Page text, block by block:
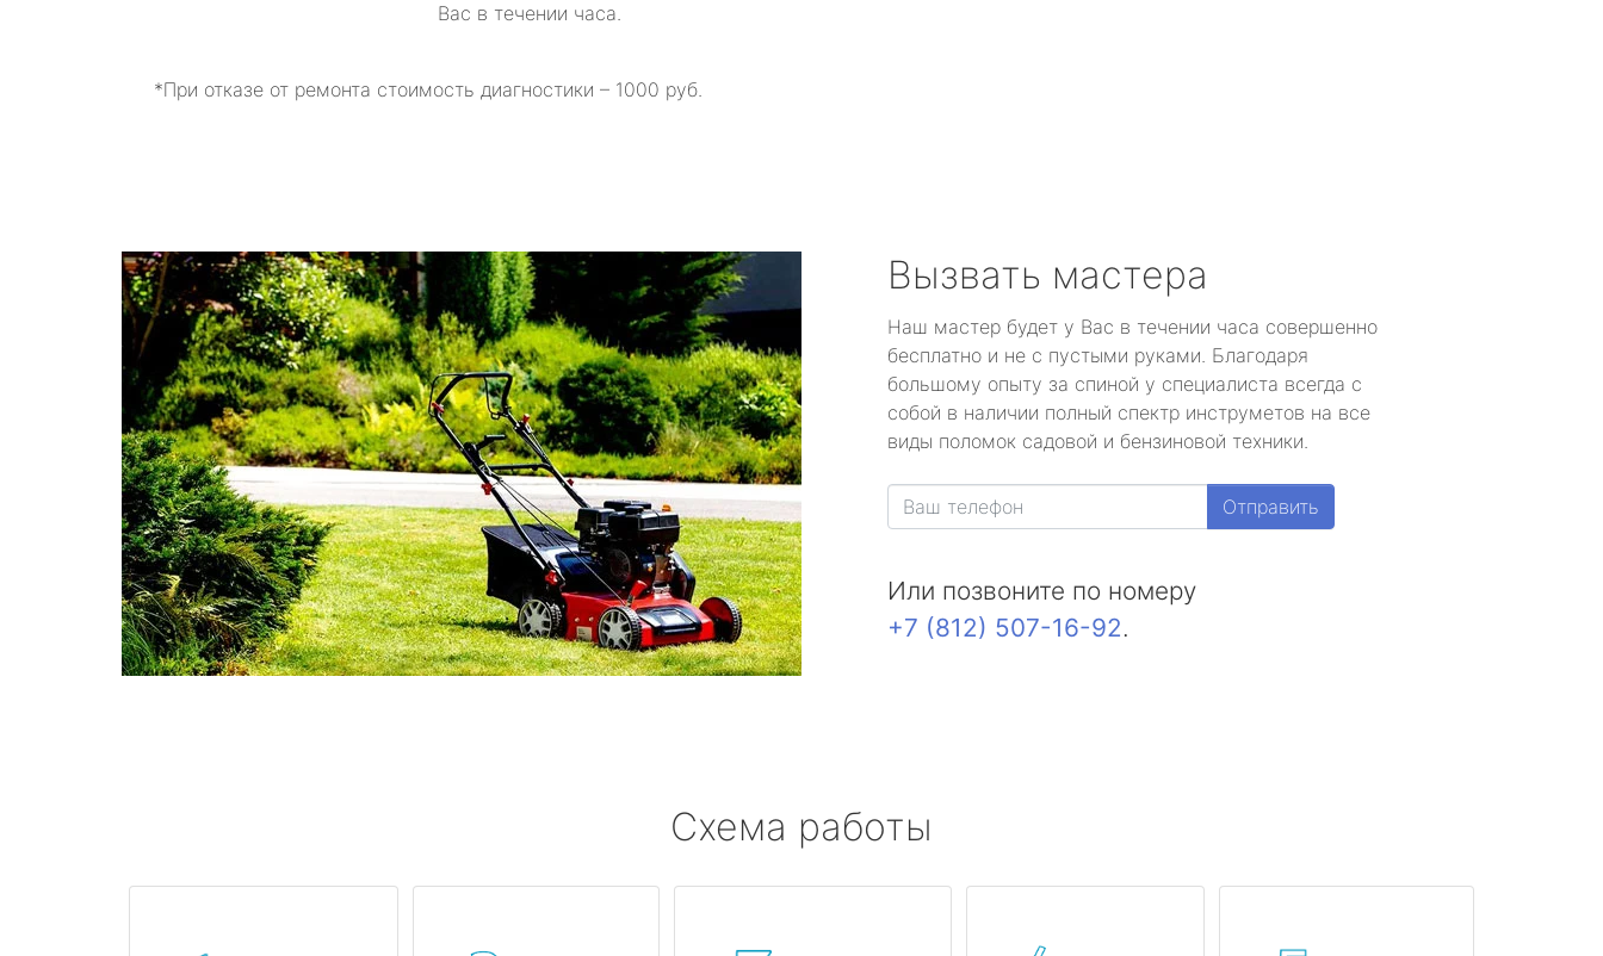
Вас в течении часа.
*При отказе от ремонта стоимость диагностики – 1000 руб.
Вызвать мастера
Наш мастер будет у Вас в течении часа совершенно
бесплатно и не с пустыми руками. Благодаря
большому опыту за спиной у специалиста всегда с
собой в наличии полный спектр инструметов на все
виды поломок садовой и бензиновой техники.
Отправить
Или позвоните по номеру
+7 (812) 507-16-92.
Схема работы